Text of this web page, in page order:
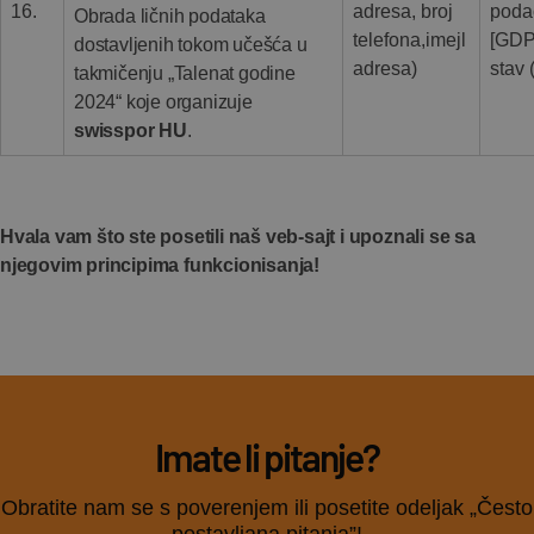
16.
Obrada ličnih podataka
dostavljenih tokom učešća u
takmičenju „Talenat godine
2024“ koje organizuje
swisspor HU.
adresa, broj
telefona,imejl
adresa)
stav
Hvala vam što ste posetili naš veb-sajt i upoznali se sa
njegovim principima funkcionisanja!
Imate li pitanje?
Obratite nam se s poverenjem ili posetite odeljak „Često